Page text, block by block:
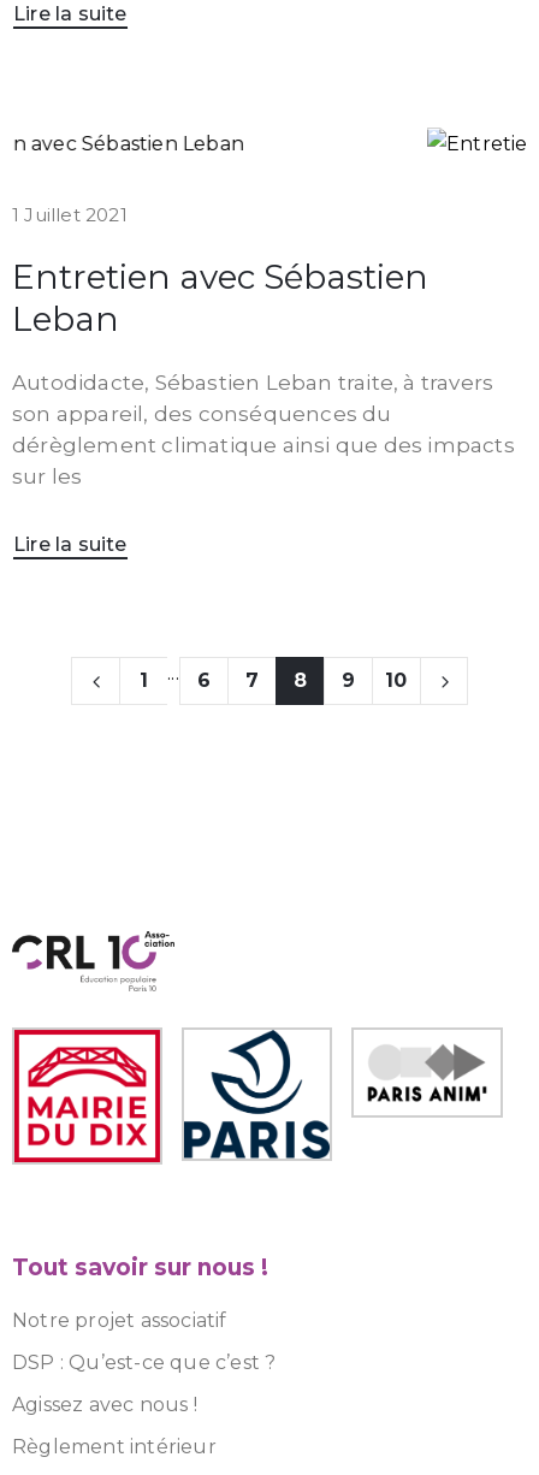
Lire la suite
1 Juillet 2021
Entretien avec Sébastien
Leban
Autodidacte, Sébastien Leban traite, à travers
son appareil, des conséquences du
dérèglement climatique ainsi que des impacts
sur les
Lire la suite
1 ... 6 7 8 9 10
Tout savoir sur nous !
Notre projet associatif
DSP : Qu’est-ce que c’est ?
Agissez avec nous !
Règlement intérieur